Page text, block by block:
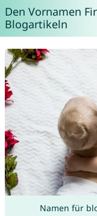
Den Vornamen
Blogartikeln
Namen für